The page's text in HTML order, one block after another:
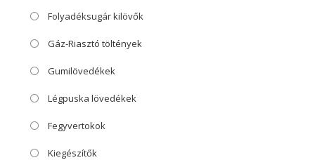
Folyadéksugár kilövők
Gáz-Riasztó töltények
Gumilövedékek
Légpuska lövedékek
Fegyvertokok
Kiegészítők